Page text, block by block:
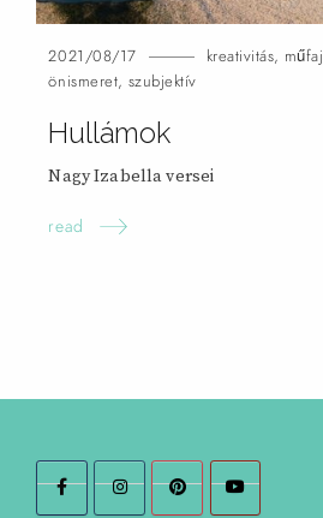
2021/08/17 kreativitás, műfaj
önismeret, szubjektív
Hullámok
Nagy Izabellaversei
read